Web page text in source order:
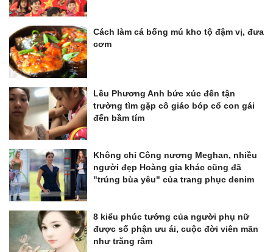
Cách làm cá bống mú kho tộ đậm vị, đưa
cơm
Lều Phương Anh bức xúc đến tận
trường tìm gặp cô giáo bóp cổ con gái
đến bầm tím
Không chỉ Công nương Meghan, nhiều
người đẹp Hoàng gia khác cũng đã
"trúng bùa yêu" của trang phục denim
8 kiểu phúc tướng của người phụ nữ
được số phận ưu ái, cuộc đời viên mãn
như trăng rằm